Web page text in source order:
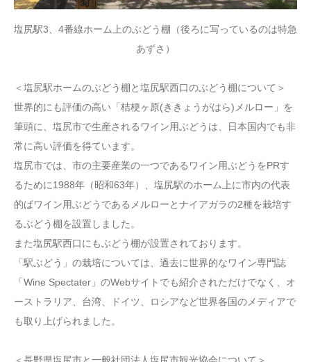
塩尻駅3、4番線ホーム上のぶどう棚（後ろに写っているのは特急
あずさ）
＜塩尻駅ホームのぶどう棚と塩尻駅西口のぶどう棚について＞
世界的にも評価の高い「桔梗ヶ原(ききょうがはら)メルロー」を
筆頭に、塩尻市で生産されるワイン用ぶどうは、日本国内でも非
常に高い評価を得ています。
塩尻市では、市の主要産業の一つであるワイン用ぶどうをPRす
るために1988年（昭和63年）、塩尻駅のホーム上に市内の代表
的ばワイン用ぶどうであるメルローとナイアガラの2種を栽培す
るぶどう棚を設置しました。
また塩尻駅西口にもぶどう棚が設置されております。
「駅ぶどう」の栽培については、過去に世界的なワイン専門誌
「Wine Spectater」のWebサイトでも紹介されただけでなく、オ
ーストラリア、台湾、ドイツ、ロシアなど世界各国のメディアで
も取り上げられました。